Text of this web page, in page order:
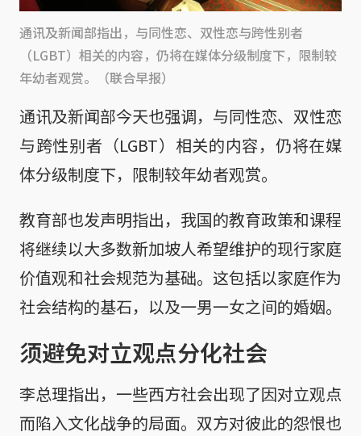
通讯及新闻部指出，与同性恋、双性恋与跨性别者
（LGBT）相关的内容，仍将在媒体分级制度下，限制较
年幼者观赏。（联合早报）
通讯及新闻部今天也强调，与同性恋、双性恋
与跨性别者（LGBT）相关的内容，仍将在媒
体分级制度下，限制较年幼者观赏。
教育部也发声明指出，我国的教育政策和课程
将继续以大多数新加坡人希望维护的现行家庭
价值观和社会规范为基础。这包括以家庭作为
社会结构的基石，以及一男一女之间的婚姻。
须避免对立观点分化社会
李总理指出，一些西方社会出现了因对立观点
而陷入文化战争的局面。双方对彼此的怨恨也